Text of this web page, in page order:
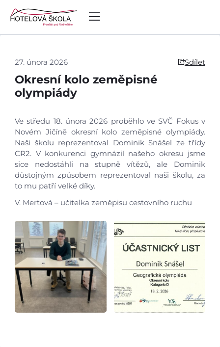
Úvod
Aktuálně
Studium
Projekty
Foto
27. února 2026 Sdílet
Okresní kolo zeměpisné
olympiády
Ve středu 18. února 2026 proběhlo ve SVČ Fokus v
Novém Jičíně okresní kolo zeměpisné olympiády.
Naši školu reprezentoval Dominik Snášel ze třídy
CR2. V konkurenci gymnázií našeho okresu jsme
sice nedostáhli na stupně vítězů, ale Dominik
důstojným způsobem reprezentoval naši školu, za
to mu patří velké díky.
V. Mertová – učitelka zeměpisu cestovního ruchu